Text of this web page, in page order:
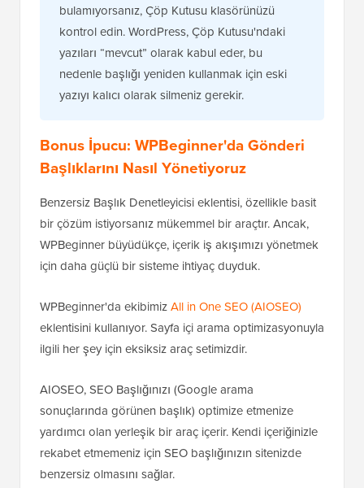
bulamıyorsanız, Çöp Kutusu klasörünüzü
kontrol edin. WordPress, Çöp Kutusu'ndaki
yazıları “mevcut” olarak kabul eder, bu
nedenle başlığı yeniden kullanmak için eski
yazıyı kalıcı olarak silmeniz gerekir.
Bonus İpucu: WPBeginner'da Gönderi
Başlıklarını Nasıl Yönetiyoruz
Benzersiz Başlık Denetleyicisi eklentisi, özellikle basit
bir çözüm istiyorsanız mükemmel bir araçtır. Ancak,
WPBeginner büyüdükçe, içerik iş akışımızı yönetmek
için daha güçlü bir sisteme ihtiyaç duyduk.
WPBeginner'da ekibimizAll in One SEO (AIOSEO)
eklentisini kullanıyor. Sayfa içi arama optimizasyonuyla
ilgili her şey için eksiksiz araç setimizdir.
AIOSEO, SEO Başlığınızı (Google arama
sonuçlarında görünen başlık) optimize etmenize
yardımcı olan yerleşik bir araç içerir. Kendi içeriğinizle
rekabet etmemeniz için SEO başlığınızın sitenizde
benzersiz olmasını sağlar.